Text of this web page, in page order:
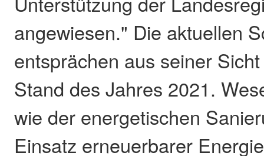
angewiesen." Die aktuellen
entsprächen aus seiner
Stand des Jahres 2021.
wie der energetischen
Einsatz erneuerbarer